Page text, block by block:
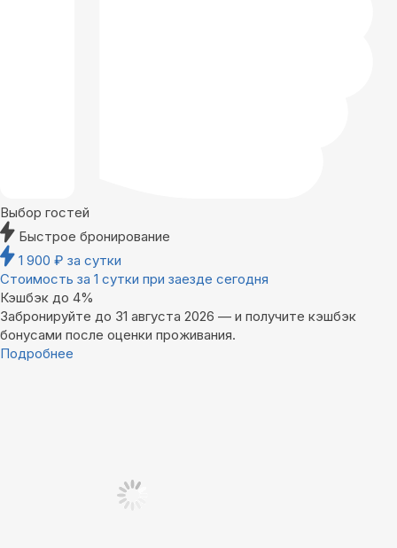
Выбор гостей
Быстрое бронирование
1 900 ₽ за сутки
Стоимость за 1 сутки при заезде сегодня
Кэшбэк до 4%
Забронируйте до 31 августа 2026 — и получите кэшбэк
бонусами после оценки проживания.
Подробнее